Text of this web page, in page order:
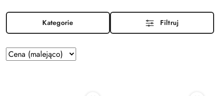
Kategorie Filtruj
Zastosowano
sortowanie:
Sortuj
według